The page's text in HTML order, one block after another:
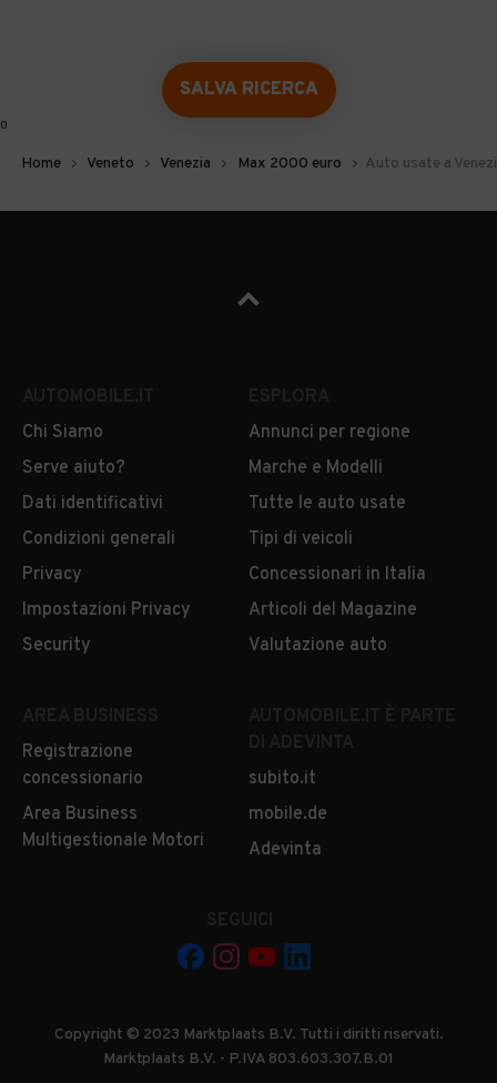
SALVA RICERCA
0
Home Veneto Venezia Max 2000 euro Auto usate a
Chi Siamo
Serve aiuto?
Dati identificativi
Condizioni generali
Privacy
Impostazioni Privacy
Security
Annunci per regione
Marche e Modelli
Tutte le auto usate
Tipi di veicoli
Concessionari in Italia
Articoli del Magazine
Valutazione auto
Registrazione
concessionario
Area Business
Multigestionale Motori
subito.it
mobile.de
Adevinta
Copyright © 2023 Marktplaats B.V. Tutti i diritti riservati.
Marktplaats B.V. - P.IVA 803.603.307.B.01